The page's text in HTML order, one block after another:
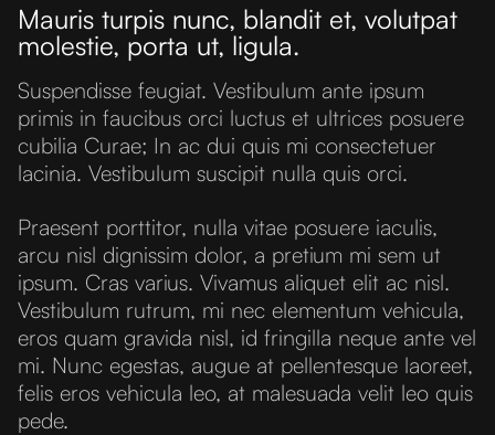
Mauris turpis nunc, blandit et, volutpat
molestie, porta ut, ligula.
Suspendisse feugiat. Vestibulum ante ipsum
primis in faucibus orci luctus et ultrices posuere
cubilia Curae; In ac dui quis mi consectetuer
lacinia. Vestibulum suscipit nulla quis orci.
Praesent porttitor, nulla vitae posuere iaculis,
arcu nisl dignissim dolor, a pretium mi sem ut
ipsum. Cras varius. Vivamus aliquet elit ac nisl.
Vestibulum rutrum, mi nec elementum vehicula,
eros quam gravida nisl, id fringilla neque ante vel
mi. Nunc egestas, augue at pellentesque laoreet,
felis eros vehicula leo, at malesuada velit leo quis
pede.